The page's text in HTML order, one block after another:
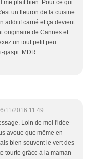
me plaît bien. Pour ce qui
un fleuron de la cuisine
additif carné et ça devient
originaire de Cannes et
un tout petit peu
gaspi. MDR.
11/2016 11:49
Loin de moi l'idée
avoue que même en
bien souvent le vert des
tourte grâce à la maman